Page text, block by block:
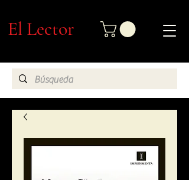
El Lector